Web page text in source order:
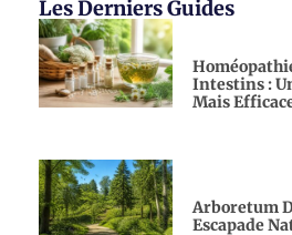
Les Derniers Guides
Intestins :
Mais
Arboretum
Escapade